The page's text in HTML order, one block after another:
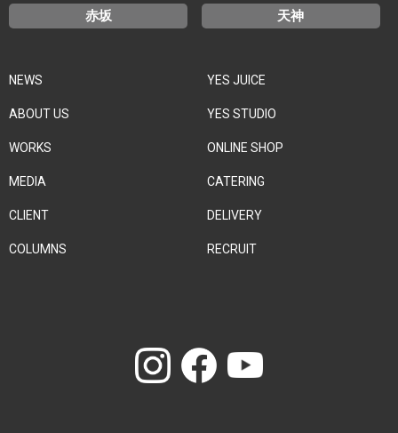
NEWS
ABOUT US
WORKS
MEDIA
CLIENT
COLUMNS
YES JUICE
YES STUDIO
ONLINE SHOP
CATERING
DELIVERY
RECRUIT
赤坂 天神